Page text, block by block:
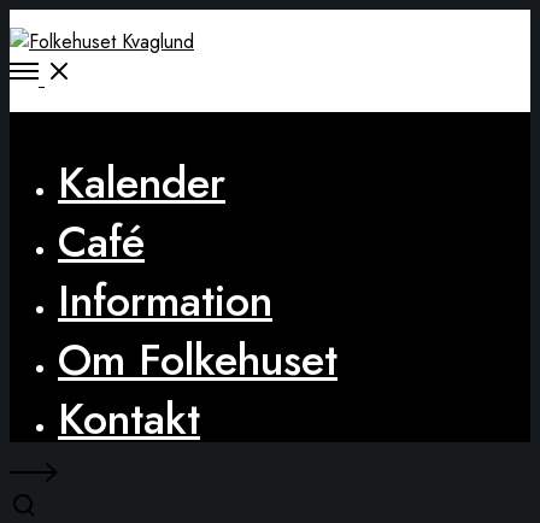
Open
Kalender
Café
Information
Om Folkehuset
Kontakt